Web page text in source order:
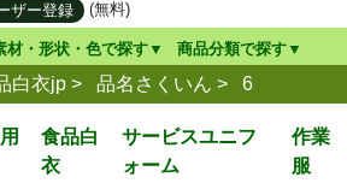
ザー登録 (無料)
材・形状・色で探す 商品分類で探す
白衣jp > 品名さくいん > 6
食品白
衣
サービスユニフ
ォーム
作業
服